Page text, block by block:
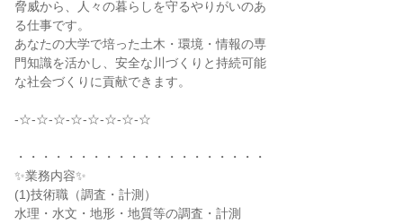
脅威から、人々の暮らしを守るやりがいのあ
る仕事です。
あなたの大学で培った土木・環境・情報の専
門知識を活かし、安全な川づくりと持続可能
な社会づくりに貢献できます。
-☆-☆-☆-☆-☆-☆-☆-☆
・・・・・・・・・・・・・・・・・・・・
✨業務内容✨
(1)技術職（調査・計測）
水理・水文・地形・地質等の調査・計測